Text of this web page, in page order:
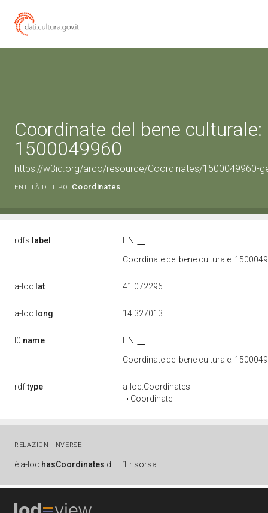
Coordinate del bene culturale:
1500049960
https://w3id.org/arco/resource/Coordinates/1500049960-
ENTITÀ DI TIPO: Coordinates
rdfs: label EN
IT
Coordinate del bene culturale:
a-loc: lat 41.072296
a-loc: long 14.327013
l0:name EN
IT
Coordinate del bene culturale:
rdf:type
a-loc:Coordinates
Coordinate
RELAZIONI INVERSE
è a-loc:hasCoordinates di 1 risorsa